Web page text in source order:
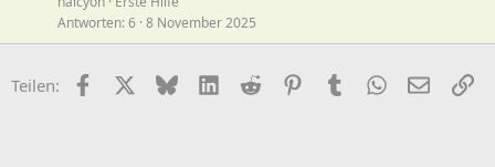
Antworten 6 8 November 2025
Teilen: FacebookX (Twitter)
BlueskyLinkedIn
Reddit PinterestTumblr WhatsApp
E-Mail